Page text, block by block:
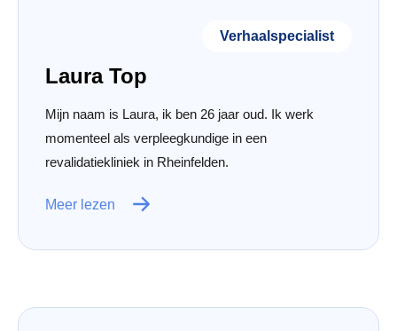
Verhaalspecialist
Laura Top
Mijn naam is Laura, ik ben 26 jaar oud. Ik werk
momenteel als verpleegkundige in een
revalidatiekliniek in Rheinfelden.
Meer lezen